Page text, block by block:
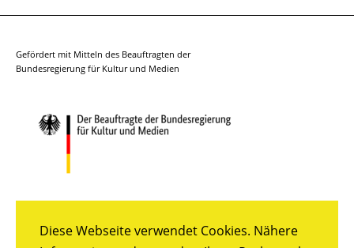
Diese Webseite verwendet Cookies. Nähere
auf
auf
auf
Gefördert mit Mitteln des Beauftragten der
Bundesregierung für Kultur und Medien